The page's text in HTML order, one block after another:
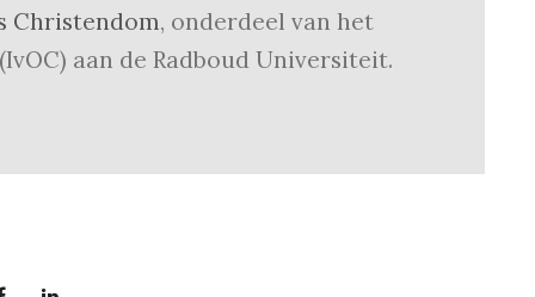
Christendom, onderdeel van het
aan de Radboud Universiteit.